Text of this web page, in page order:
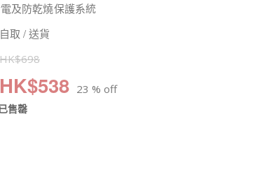
及防乾燒保護系統
自取 / 送貨
HK$698
HK$538 23 % off
售罄